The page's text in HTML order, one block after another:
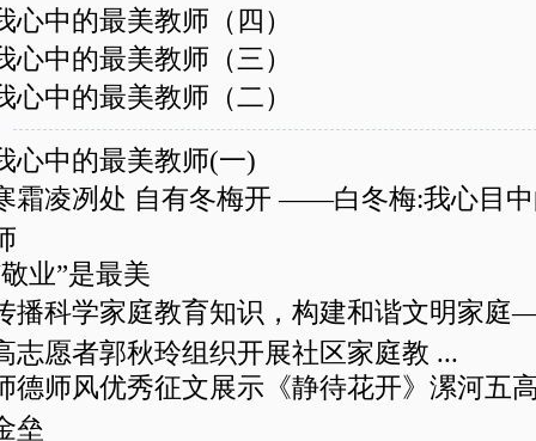
心中的最美教师（四）
心中的最美教师（三）
心中的最美教师（二）
心中的最美教师(一)
霜凌冽处 自有冬梅开 ——白冬梅:我心目
业”是最美
播科学家庭教育知识，构建和谐文明家
志愿者郭秋玲组织开展社区家庭教 ...
德师风优秀征文展示《静待花开》漯河五
垒